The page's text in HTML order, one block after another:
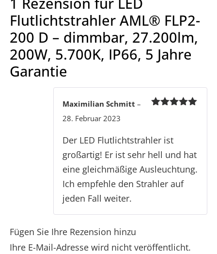
Flutlichtstrahler AML® FLP2-
200 D – dimmbar, 27.200lm,
200W, 5.700K, IP66, 5 Jahre
Garantie
Maximilian Schmitt –
28. Februar 2023
Der LED Flutlichtstrahler ist
großartig! Er ist sehr hell und hat
eine gleichmäßige Ausleuchtung.
Ich empfehle den Strahler auf
jeden Fall weiter.
Fügen Sie Ihre Rezension hinzu
Ihre E-Mail-Adresse wird nicht veröffentlicht.